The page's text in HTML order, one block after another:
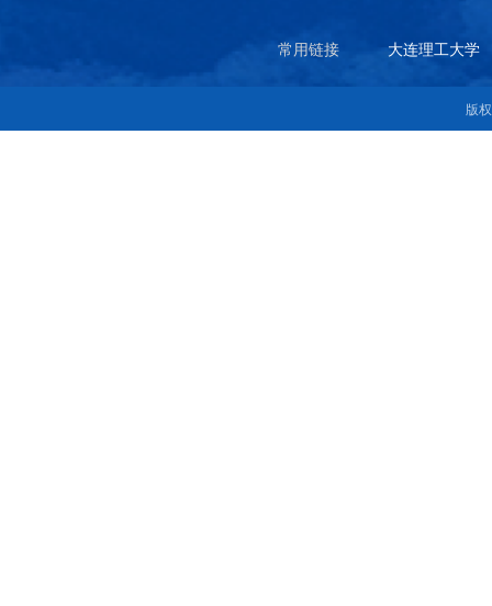
常用链接 大连理工大学
版